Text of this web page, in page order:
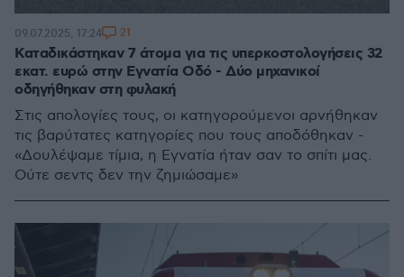
Καταδικάστηκαν 7 άτομα για τις υπερκοστολογήσεις 32
εκατ. ευρώ στην Εγνατία Οδό - Δύο μηχανικοί
οδηγήθηκαν στη φυλακή
Στις απολογίες τους, οι κατηγορούμενοι αρνήθηκαν
τις βαρύτατες κατηγορίες που τους αποδόθηκαν -
«Δουλέψαμε τίμια, η Εγνατία ήταν σαν το σπίτι μας.
Ούτε σεντς δεν την ζημιώσαμε»
09.07.2025, 17:24 21